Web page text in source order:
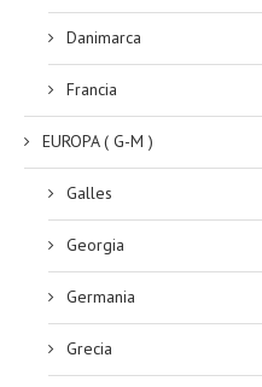
Danimarca
Francia
EUROPA ( G-M )
Galles
Georgia
Germania
Grecia